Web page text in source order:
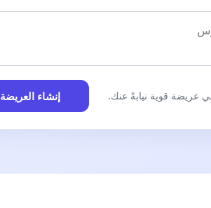
عريضة قوية نيابةً عنك. إنشاء العريضة